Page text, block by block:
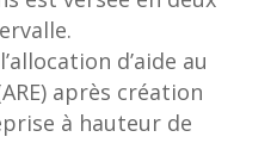
d’aide au
après création
à hauteur de